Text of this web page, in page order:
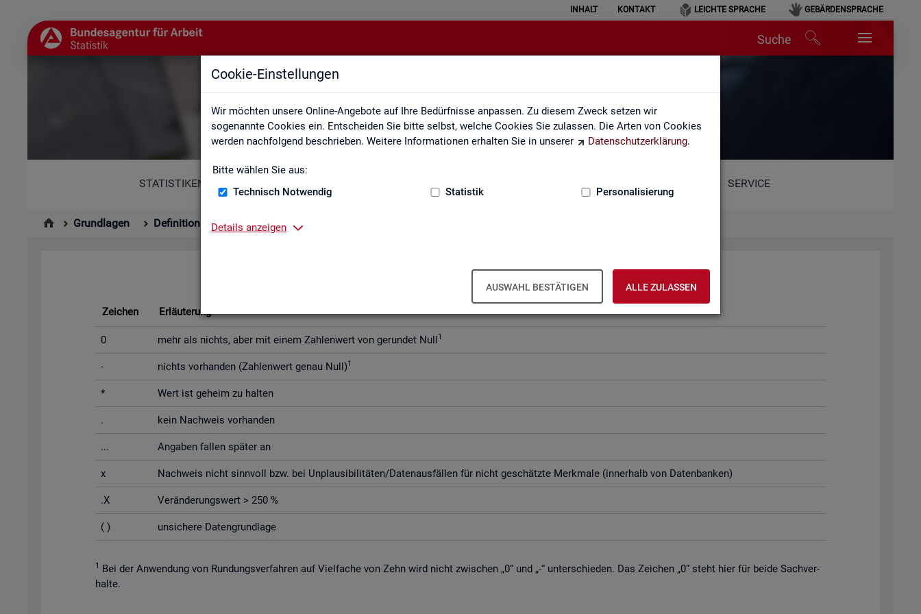
Cookie-Einstellungen
Wir möchten unsere Online-Angebote auf Ihre Bedürfnisse anpassen. Zu diesem Zweck setzen wir
sogenannte Cookies ein. Entscheiden Sie bitte selbst, welche Cookies Sie zulassen. Die Arten von Cookies
werden nachfolgend beschrieben. Weitere Informationen erhalten Sie in unserer
Datenschutzerklärung.
Bitte wählen Sie aus:
Technisch Notwendig
Statistik Personalisierung
Details anzeigen
AUSWAHL BESTÄTIGEN ALLE ZULASSEN
INHALT KONTAKT LEICHTE SPRACHE GEBÄRDENSPRACHE
Suche
Abkürzungsverzeichnis und Zeichenerklärung
STATISTIKEN SERVICE
Grundlagen Definitionen Abkürzungsverzeichnis und Zeichenerklärung
Zei­chen­er­klä­rung
Zei­chen Er­läu­te­rung
0 mehr als nichts, aber mit einem Zah­len­wert von ge­run­det Null1
- nichts vor­han­den (Zah­len­wert genau Null)1
* Wert ist ge­heim zu hal­ten
. kein Nach­weis vor­han­den
... An­ga­ben fal­len spä­ter an
x Nach­weis nicht sinn­voll bzw. bei Un­plau­si­bi­li­tä­ten/Da­ten­aus­fäl­len für nicht ge­schätz­te Merk­ma­le (in­ner­halb von Da­ten­ban­ken)
.X Ver­än­de­rungs­wert > 250 %
( ) un­si­che­re Da­ten­grund­la­ge
1 Bei der An­wen­dung von Run­dungs­ver­fah­ren auf Viel­fa­che von Zehn wird nicht zwi­schen „0“ und „-“ un­ter­schie­den. Das Zei­chen „0“ steht hier für beide Sach­ver­
hal­te.